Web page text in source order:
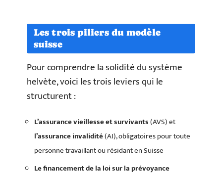
Les trois piliers du modèle
suisse
Pour comprendre la solidité du système
helvète, voici les trois leviers qui le
structurent :
L’assurance vieillesse et survivants(AVS) et
l’assurance invalidité(AI), obligatoires pour toute
personne travaillant ou résidant en Suisse
Le financement de la loi sur la prévoyance